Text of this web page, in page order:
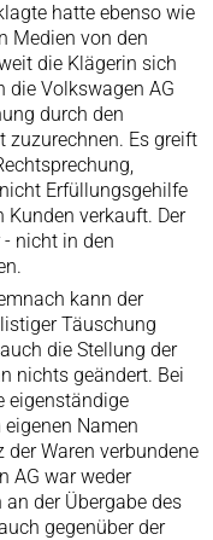
hatte ebenso wie
Medien von den
die Klägerin sich
die Volkswagen AG
durch den
zuzurechnen. Es greift
Erfüllungsgehilfe
Kunden verkauft. Der
nicht in den
kann der
Täuschung
die Stellung der
nichts geändert. Bei
eigenständige
Namen
Waren verbundene
AG war weder
der Übergabe des
gegenüber der